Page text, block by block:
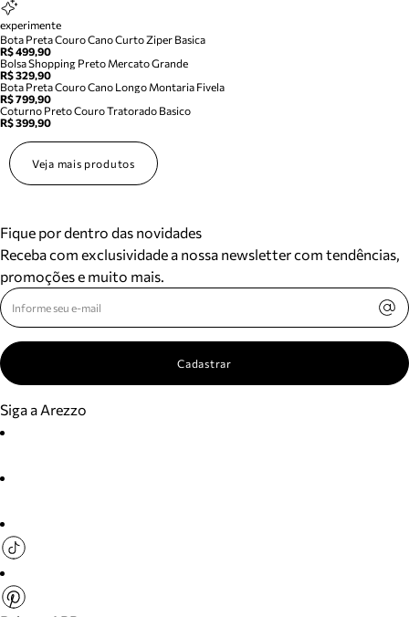
experimente
Bota Preta Couro Cano Curto Ziper Basica
R$ 499,90
Bolsa Shopping Preto Mercato Grande
R$ 329,90
Bota Preta Couro Cano Longo Montaria Fivela
R$ 799,90
Coturno Preto Couro Tratorado Basico
R$ 399,90
Veja mais produtos
Fique por dentro das novidades
Receba com exclusividade a nossa newsletter com tendências,
promoções e muito mais.
Cadastrar
Siga a Arezzo